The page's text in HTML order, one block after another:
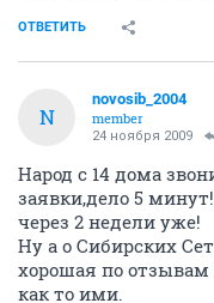
ОТВЕТИТЬ
N
novosib_2004
member
24 ноября 2009
Народ с 14 дома
заявки,дело 5
через 2 недели уже!
Ну а о Сибирских
хорошая по отзывам
как то ими.